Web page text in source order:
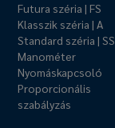
Futura széria | FS
Klasszik széria | A
Standard széria | SS
Manométer
Nyomáskapcsoló
Proporcionális
szabályzás